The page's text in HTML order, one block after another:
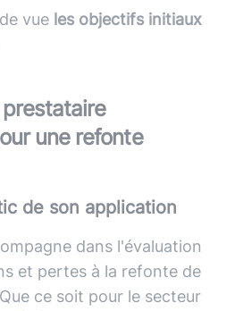
vue les objectifs initiaux
prestataire
une refonte
de son application
dans l'évaluation
et pertes à la refonte de
ce soit pour le secteur